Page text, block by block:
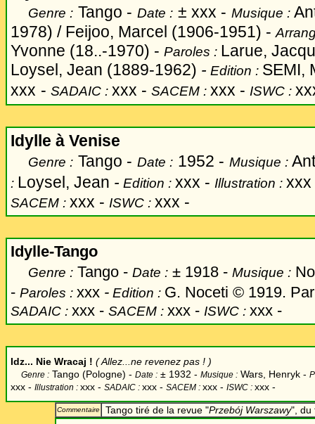
Genre : Tango - Date : ± xxx - Musique :
1978) / Feijoo, Marcel (1906-1951) -
Yvonne (18..-1970) - Paroles : Larue,
Loysel, Jean (1889-1962) - Edition : SEMI,
xxx - SADAIC : xxx - SACEM : xxx - ISWC :
Idylle à Venise
Genre : Tango - Date : 1952 - Musique :
: Loysel, Jean - Edition : xxx - Illustration : xxx
SACEM : xxx - ISWC : xxx -
Idylle-Tango
Genre : Tango - Date : ± 1918 - Musique :
- Paroles : xxx - Edition : G. Noceti © 1919.
SADAIC : xxx - SACEM : xxx - ISWC : xxx -
Idz... Nie Wracaj ! ( Allez...ne revenez pas ! )
Genre : Tango (Pologne) - Date : ± 1932 - Musique : Wars, Henryk -
xxx - Illustration : xxx - SADAIC : xxx - SACEM : xxx - ISWC : xxx -
Commentaire Tango tiré de la revue "Przebój Warszawy", du